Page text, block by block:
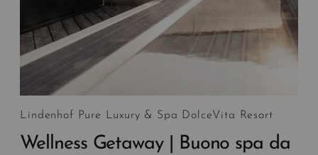
Lindenhof Pure Luxury & Spa DolceVita Resort
Wellness Getaway | Buono spa da